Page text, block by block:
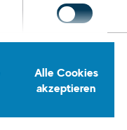
E-
Alle Cookies
akzeptieren